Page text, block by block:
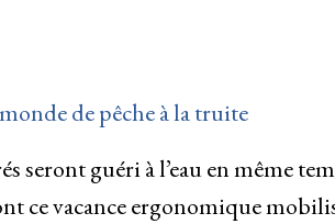
de pêche à la truite
seront guéri à l’eau en même
ce vacance ergonomique